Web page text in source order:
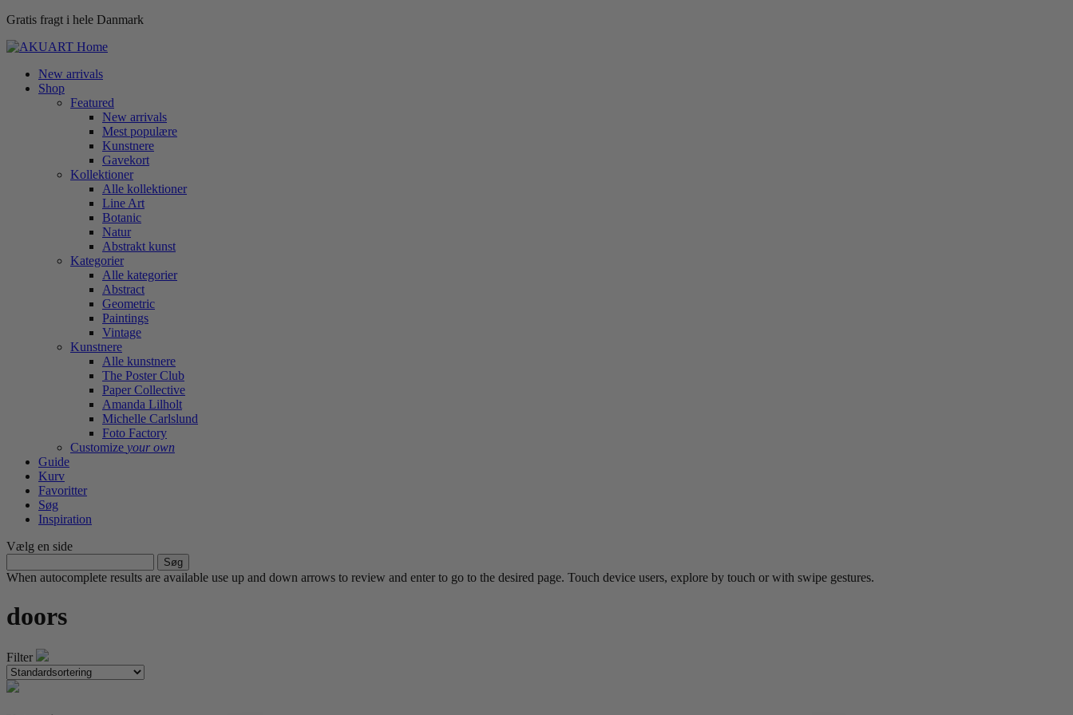
Gratis fragt i hele Danmark
New arrivals
Shop
Featured
New arrivals
Mest populære
Kunstnere
Gavekort
Kollektioner
Alle kollektioner
Line Art
Botanic
Natur
Abstrakt kunst
Kategorier
Alle kategorier
Abstract
Geometric
Paintings
Vintage
Kunstnere
Alle kunstnere
The Poster Club
Paper Collective
Amanda Lilholt
Michelle Carlslund
Foto Factory
Customize your own
Guide
Kurv
Favoritter
Søg
Inspiration
Vælg en side
efter:
When autocomplete results are available use up and down arrows to review and enter to go to the desired page. Touch device users, explore by touch or with swipe gestures.
doors
Filter